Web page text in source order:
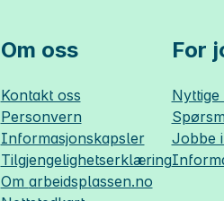
Om oss
Kontakt oss
Personvern
Informasjonskapsler
Tilgjengelighetserklæring
Om arbeidsplassen.no
For
Jobbe